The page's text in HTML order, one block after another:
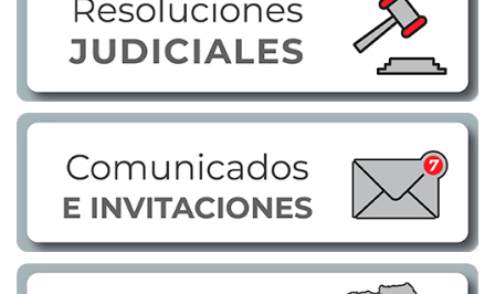
2021
2016
2015
2014